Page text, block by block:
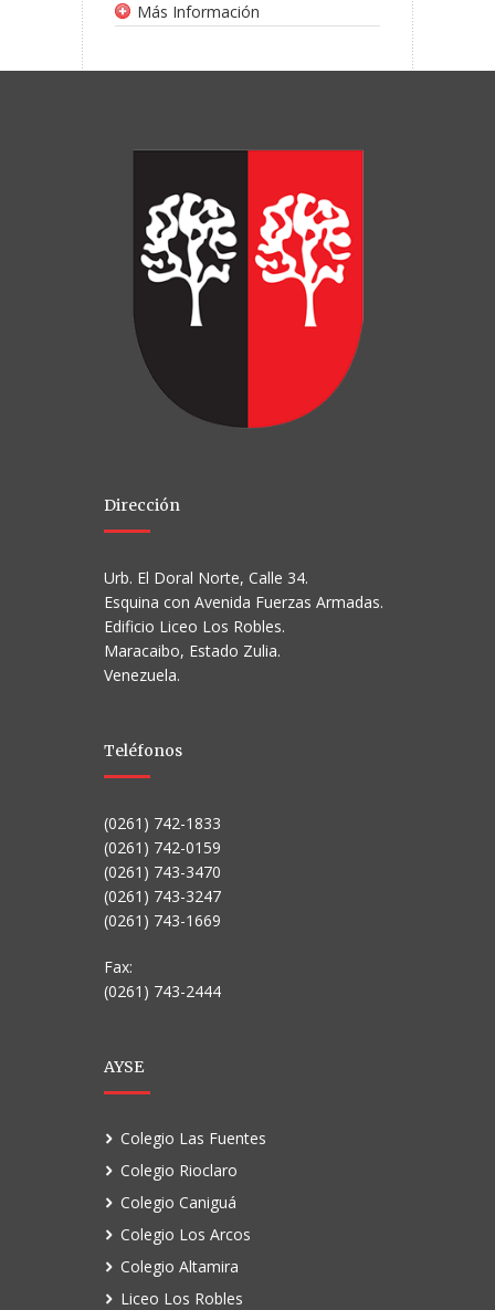
Más Información
Dirección
Urb. El Doral Norte, Calle 34.
Esquina con Avenida Fuerzas Armadas.
Edificio Liceo Los Robles.
Maracaibo, Estado Zulia.
Venezuela.
Teléfonos
(0261) 742-1833
(0261) 742-0159
(0261) 743-3470
(0261) 743-3247
(0261) 743-1669
Fax:
(0261) 743-2444
AYSE
Colegio Las Fuentes
Colegio Rioclaro
Colegio Caniguá
Colegio Los Arcos
Colegio Altamira
Liceo Los Robles